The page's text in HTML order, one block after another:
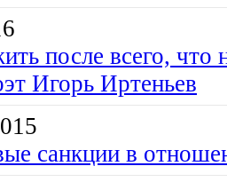
после всего, что
Игорь Иртеньев
санкции в